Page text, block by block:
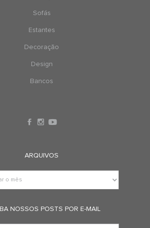
Sofás
Estantes
Decoração
Design
Bancos
ARQUIVOS
NOSSOS POSTS POR E-MAIL